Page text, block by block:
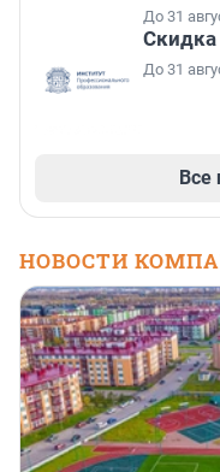
До 31
Скидка
До 31
Все
НОВОСТИ